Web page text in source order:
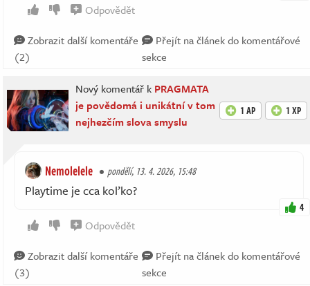
Odpovědět
Zobrazit další komentáře
(2)
Přejít na článek do komentářové
sekce
Nový komentář k PRAGMATA
je povědomá i unikátní v tom
nejhezčím slova smyslu
1 AP 1 XP
Nemolelele pondělí, 13. 4. 2026, 15:48
Playtime je cca koľko?
4
Odpovědět
Zobrazit další komentáře
(3)
Přejít na článek do komentářové
sekce